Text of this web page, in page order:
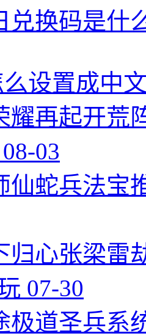
兑换码是什
设置成中
耀再起开荒
08-03
仙蛇兵法宝
归心张梁雷
07-30
极道圣兵系